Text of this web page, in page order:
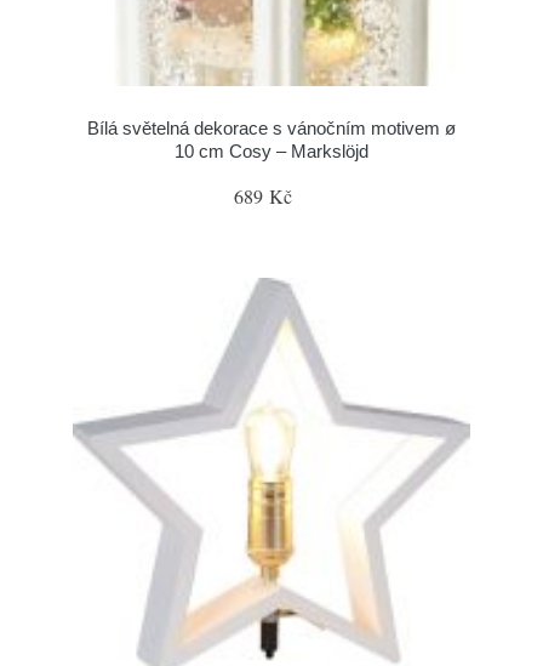
Bílá světelná dekorace s vánočním motivem ø
10 cm Cosy – Markslöjd
689 Kč